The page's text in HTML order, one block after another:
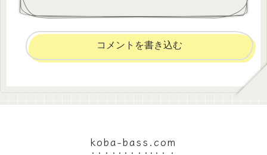
コメントを書き込む
koba-bass.com